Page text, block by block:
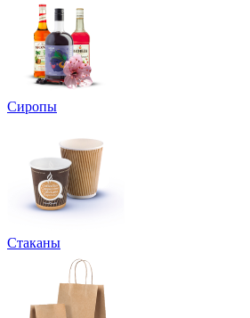
Сиропы
Стаканы